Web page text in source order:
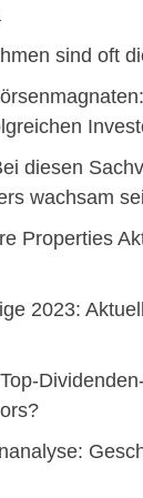
sind oft
diesen
wachsam
Properties
2023: